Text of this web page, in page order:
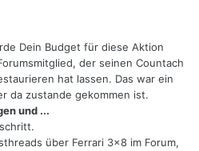
Dein Budget für diese Aktion
der seinen Countach
hat lassen. Das war ein
da zustande gekommen ist.
und ...
über Ferrari 3x8 im Forum,